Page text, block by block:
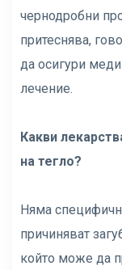
чернодробни
притеснява,
да осигури
лечение.
Какви
на тегло?
Няма
причиняват
който може да